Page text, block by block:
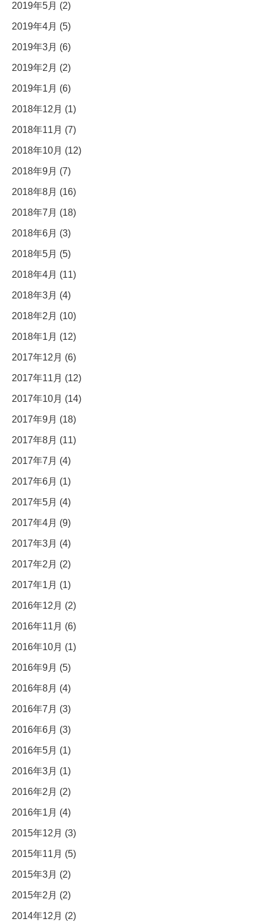
2019年5月 (2)
2019年4月 (5)
2019年3月 (6)
2019年2月 (2)
2019年1月 (6)
2018年12月 (1)
2018年11月 (7)
2018年10月 (12)
2018年9月 (7)
2018年8月 (16)
2018年7月 (18)
2018年6月 (3)
2018年5月 (5)
2018年4月 (11)
2018年3月 (4)
2018年2月 (10)
2018年1月 (12)
2017年12月 (6)
2017年11月 (12)
2017年10月 (14)
2017年9月 (18)
2017年8月 (11)
2017年7月 (4)
2017年6月 (1)
2017年5月 (4)
2017年4月 (9)
2017年3月 (4)
2017年2月 (2)
2017年1月 (1)
2016年12月 (2)
2016年11月 (6)
2016年10月 (1)
2016年9月 (5)
2016年8月 (4)
2016年7月 (3)
2016年6月 (3)
2016年5月 (1)
2016年3月 (1)
2016年2月 (2)
2016年1月 (4)
2015年12月 (3)
2015年11月 (5)
2015年3月 (2)
2015年2月 (2)
2014年12月 (2)